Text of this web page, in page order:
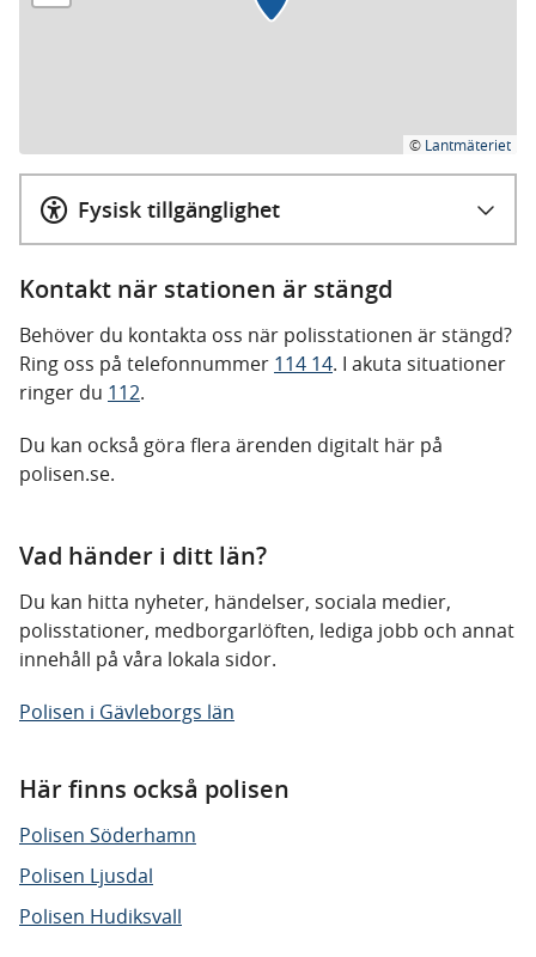
© Lantmäteriet
Fysisk tillgänglighet
Kontakt när stationen är stängd
Behöver du kontakta oss när polisstationen är stängd?
Ring oss på telefonnummer 114 14. I akuta situationer
ringer du 112.
Du kan också göra flera ärenden digitalt här på
polisen.se.
Vad händer i ditt län?
Du kan hitta nyheter, händelser, sociala medier,
polisstationer, medborgarlöften, lediga jobb och annat
innehåll på våra lokala sidor.
Polisen i Gävleborgs län
Här finns också polisen
Polisen Söderhamn
Polisen Ljusdal
Polisen Hudiksvall